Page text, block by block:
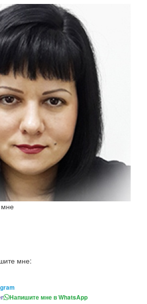
мне
мне:
Напишите мне в WhatsApp